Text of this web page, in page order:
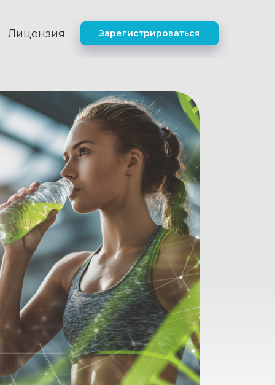
Лицензия Зарегистрироваться